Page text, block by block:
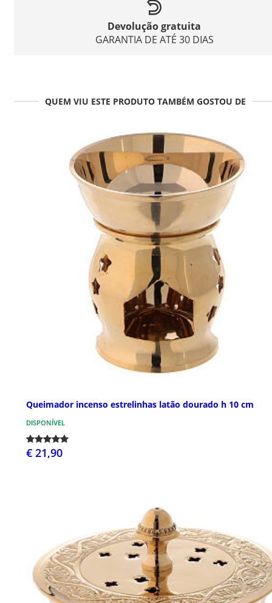
Devolução gratuita
GARANTIA DE ATÉ 30 DIAS
QUEM VIU ESTE PRODUTO TAMBÉM GOSTOU DE
Queimador incenso estrelinhas latão dourado h 10 cm
DISPONÍVEL
€ 21,90